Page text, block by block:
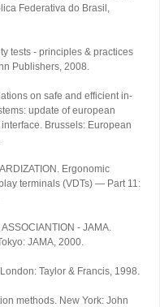
Federativa do Brasil,
tests - principles & practices
Publishers, 2008.
on safe and efficient in-
update of european
Brussels: European
Ergonomic
terminals (VDTs) — Part 11:
- JAMA.
JAMA, 2000.
Taylor & Francis, 1998.
methods. New York: John